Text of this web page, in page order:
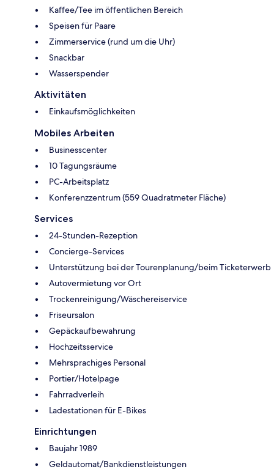
Kaffee/Tee im öffentlichen Bereich
Speisen für Paare
Zimmerservice (rund um die Uhr)
Snackbar
Wasserspender
Aktivitäten
Einkaufsmöglichkeiten
Mobiles Arbeiten
Businesscenter
10 Tagungsräume
PC-Arbeitsplatz
Konferenzzentrum (559 Quadratmeter Fläche)
Services
24-Stunden-Rezeption
Concierge-Services
Unterstützung bei der Tourenplanung/beim Ticketerwerb
Autovermietung vor Ort
Trockenreinigung/Wäschereiservice
Friseursalon
Gepäckaufbewahrung
Hochzeitsservice
Mehrsprachiges Personal
Portier/Hotelpage
Fahrradverleih
Ladestationen für E-Bikes
Einrichtungen
Baujahr 1989
Geldautomat/Bankdienstleistungen